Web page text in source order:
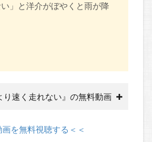
い」と洋介がぼやくと雨が降
速く走れない』の無料動画
画を無料視聴する＜＜